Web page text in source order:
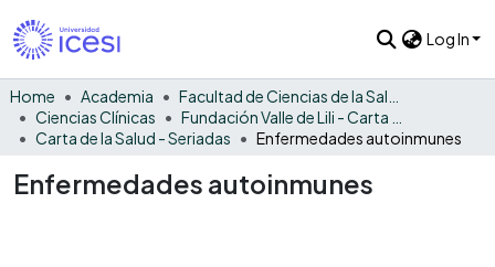
Log In
Home Academia
Ciencias Clínicas
Carta de la Salud - Seriadas
Enfermedades autoinmunes
Enfermedades autoinmunes